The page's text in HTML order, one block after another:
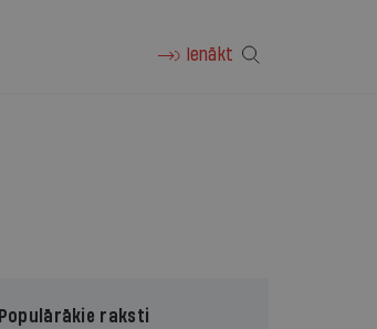
Ienākt
Populārākie raksti